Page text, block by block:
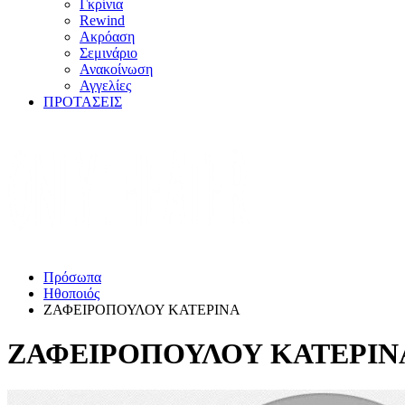
Γκρίνια
Rewind
Ακρόαση
Σεμινάριο
Ανακοίνωση
Αγγελίες
ΠΡΟΤΑΣΕΙΣ
Πρόσωπα
Ηθοποιός
ΖΑΦΕΙΡΟΠΟΥΛΟΥ ΚΑΤΕΡΙΝΑ
ΖΑΦΕΙΡΟΠΟΥΛΟΥ